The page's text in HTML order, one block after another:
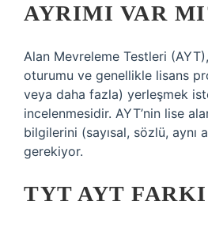
AYRIMI VAR
Alan Mevreleme Testleri (AYT),
oturumu ve genellikle lisans
veya daha fazla) yerleşmek
incelenmesidir. AYT’nin lise
bilgilerini (sayısal, sözlü, aynı
gerekiyor.
TYT AYT